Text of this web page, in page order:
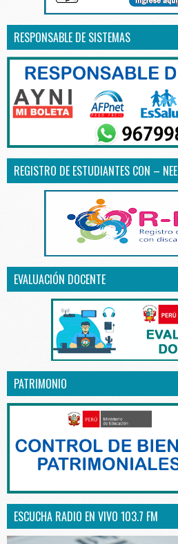
RESPONSABLE DE SISTEMAS
REGISTRO DE ESTUDIANTES CON – NEE
EVALUACIÓN DOCENTE
PATRIMONIO
ESCUCHA RADIO EN VIVO 103.7 FM